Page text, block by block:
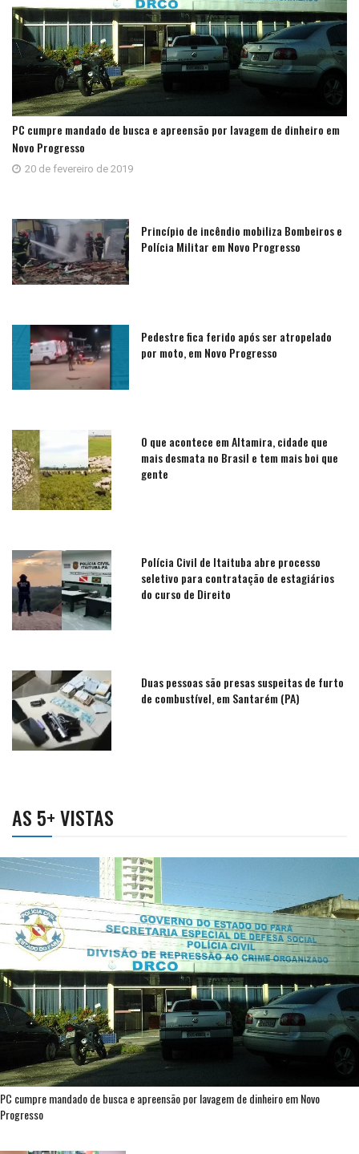
PC cumpre mandado de busca e apreensão por lavagem de dinheiro em
Novo Progresso
20 de fevereiro de 2019
Princípio de incêndio mobiliza Bombeiros e
Polícia Militar em Novo Progresso
Pedestre fica ferido após ser atropelado
por moto, em Novo Progresso
O que acontece em Altamira, cidade que
mais desmata no Brasil e tem mais boi que
gente
Polícia Civil de Itaituba abre processo
seletivo para contratação de estagiários
do curso de Direito
Duas pessoas são presas suspeitas de furto
de combustível, em Santarém (PA)
AS 5+ VISTAS
PC cumpre mandado de busca e apreensão por lavagem de dinheiro em Novo
Progresso